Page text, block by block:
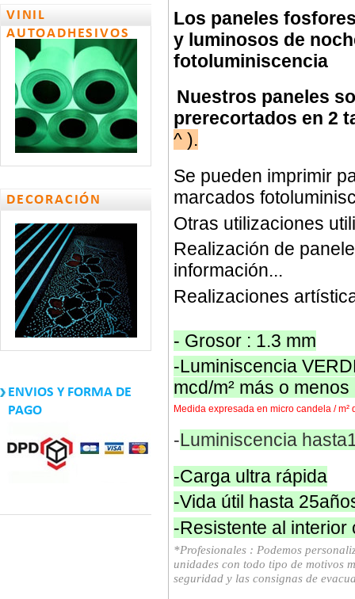
VINIL
AUTOADHESIVOS
DECORACIÓN
ENVIOS Y FORMA DE
PAGO
Los paneles
y luminosos de
fotoluminiscencia
Nuestros paneles
prerecortados en 2
^ ).
Se pueden imprimir
marcados
Otras utilizaciones
Realización de
información...
Realizaciones
- Grosor : 1.3 mm
-Luminiscencia
mcd/m² más o
Medida expresada en micro candela /
-Luminiscencia
-Carga ultra rápida
-Vida útil hasta
-Resistente al interior
*Profesionales : Podemos
unidades con todo tipo de motivos
seguridad y las consignas de